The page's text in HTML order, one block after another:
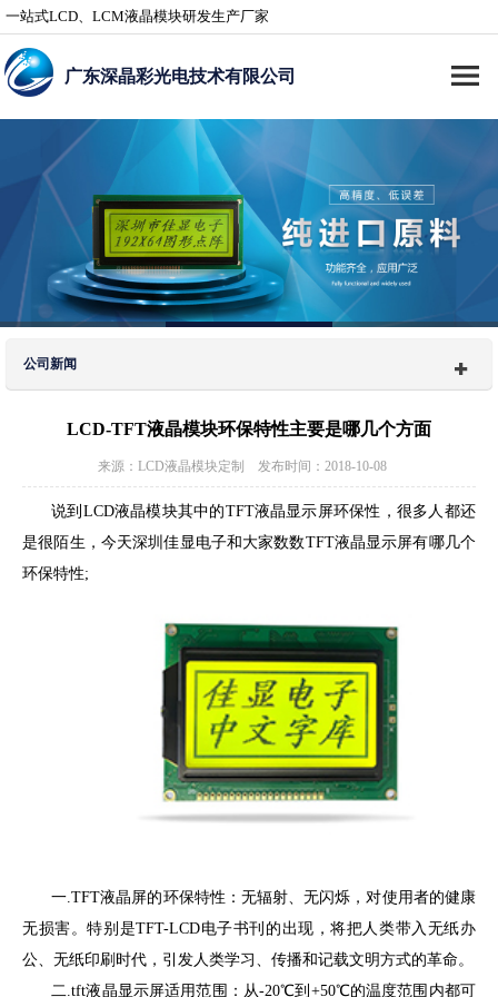
一站式LCD、LCM液晶模块研发生产厂家
广东深晶彩光电技术有限公司
公司新闻
LCD-TFT液晶模块环保特性主要是哪几个方面
来源：LCD液晶模块定制 发布时间：2018-10-08
说到LCD液晶模块其中的TFT液晶显示屏环保性，很多人都还
是很陌生，今天深圳佳显电子和大家数数TFT液晶显示屏有哪几个
环保特性;
一.TFT液晶屏的环保特性：无辐射、无闪烁，对使用者的健康
无损害。特别是TFT-LCD电子书刊的出现，将把人类带入无纸办
公、无纸印刷时代，引发人类学习、传播和记载文明方式的革命。
二.tft液晶显示屏适用范围：从-20℃到+50℃的温度范围内都可